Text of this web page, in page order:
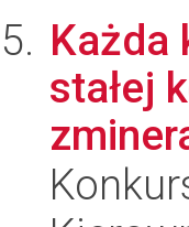
Każda
stałej